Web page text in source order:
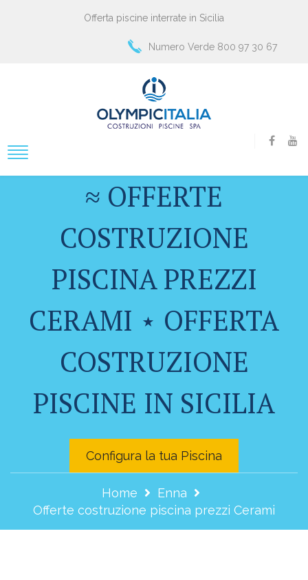
Offerta piscine interrate in Sicilia
Numero Verde 800 97 30 67
≈ OFFERTE
COSTRUZIONE
PISCINA PREZZI
CERAMI ⋆ OFFERTA
COSTRUZIONE
PISCINE IN SICILIA
Configura la tua Piscina
Home
Enna
Offerte costruzione piscina prezzi Cerami